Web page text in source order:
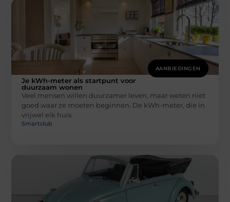
AANBIEDINGEN
Je kWh-meter als startpunt voor
duurzaam wonen
Veel mensen willen duurzamer leven, maar weten niet
goed waar ze moeten beginnen. De kWh-meter, die in
vrijwel elk huis
Smartclub